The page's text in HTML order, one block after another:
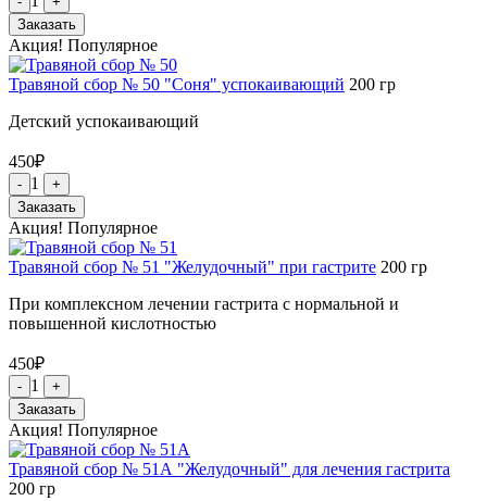
Заказать
Акция! Популярное
Травяной сбор № 50 "Соня" успокаивающий 200 гр
Детский успокаивающий
450₽
- 1
+
Заказать
Акция! Популярное
Травяной сбор № 51 "Желудочный" при гастрите 200 гр
При комплексном лечении гастрита с нормальной и
повышенной кислотностью
450₽
- 1
+
Заказать
Акция! Популярное
Травяной сбор № 51А "Желудочный" для лечения гастрита
200 гр